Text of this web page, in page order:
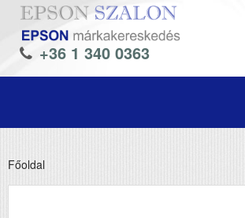
+36 1 340 0363
Főoldal